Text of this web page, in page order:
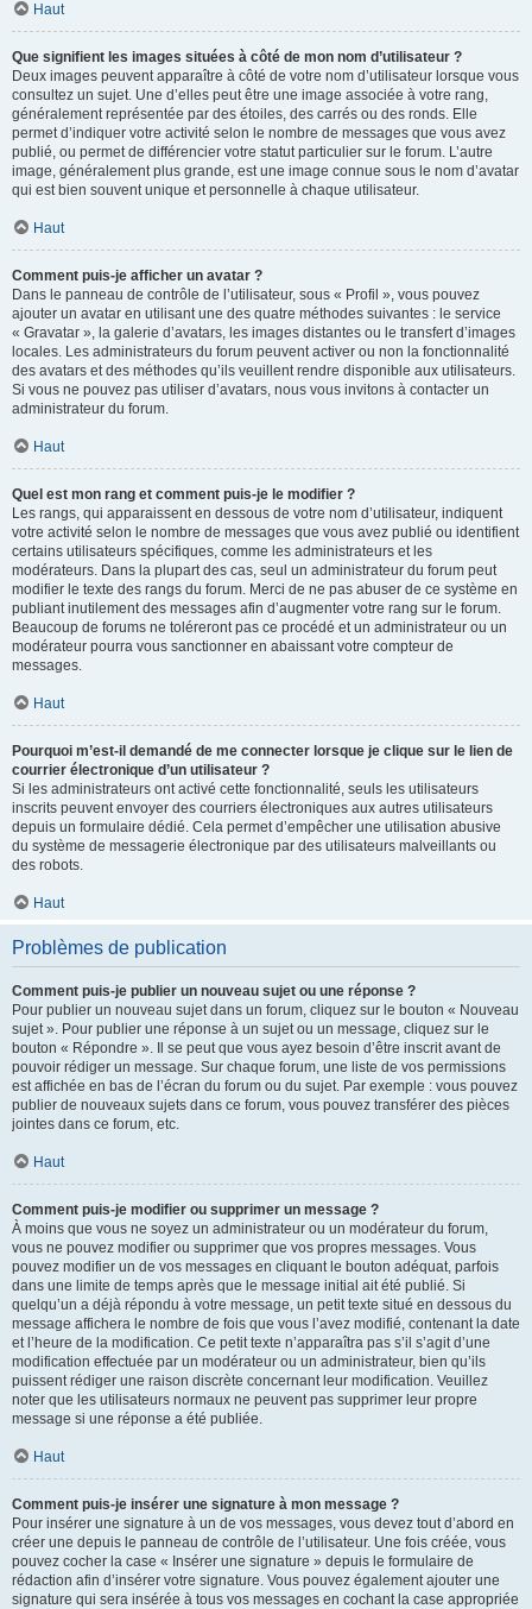
Haut
Que signifient les images situées à côté de mon nom d’utilisateur ?
Deux images peuvent apparaître à côté de votre nom d’utilisateur lorsque vous
consultez un sujet. Une d’elles peut être une image associée à votre rang,
généralement représentée par des étoiles, des carrés ou des ronds. Elle
permet d’indiquer votre activité selon le nombre de messages que vous avez
publié, ou permet de différencier votre statut particulier sur le forum. L’autre
image, généralement plus grande, est une image connue sous le nom d’avatar
qui est bien souvent unique et personnelle à chaque utilisateur.
Haut
Comment puis-je afficher un avatar ?
Dans le panneau de contrôle de l’utilisateur, sous « Profil », vous pouvez
ajouter un avatar en utilisant une des quatre méthodes suivantes : le service
« Gravatar », la galerie d’avatars, les images distantes ou le transfert d’images
locales. Les administrateurs du forum peuvent activer ou non la fonctionnalité
des avatars et des méthodes qu’ils veuillent rendre disponible aux utilisateurs.
Si vous ne pouvez pas utiliser d’avatars, nous vous invitons à contacter un
administrateur du forum.
Haut
Quel est mon rang et comment puis-je le modifier ?
Les rangs, qui apparaissent en dessous de votre nom d’utilisateur, indiquent
votre activité selon le nombre de messages que vous avez publié ou identifient
certains utilisateurs spécifiques, comme les administrateurs et les
modérateurs. Dans la plupart des cas, seul un administrateur du forum peut
modifier le texte des rangs du forum. Merci de ne pas abuser de ce système en
publiant inutilement des messages afin d’augmenter votre rang sur le forum.
Beaucoup de forums ne toléreront pas ce procédé et un administrateur ou un
modérateur pourra vous sanctionner en abaissant votre compteur de
messages.
Haut
Pourquoi m’est-il demandé de me connecter lorsque je clique sur le lien de
courrier électronique d’un utilisateur ?
Si les administrateurs ont activé cette fonctionnalité, seuls les utilisateurs
inscrits peuvent envoyer des courriers électroniques aux autres utilisateurs
depuis un formulaire dédié. Cela permet d’empêcher une utilisation abusive
du système de messagerie électronique par des utilisateurs malveillants ou
des robots.
Haut
Problèmes de publication
Comment puis-je publier un nouveau sujet ou une réponse ?
Pour publier un nouveau sujet dans un forum, cliquez sur le bouton « Nouveau
sujet ». Pour publier une réponse à un sujet ou un message, cliquez sur le
bouton « Répondre ». Il se peut que vous ayez besoin d’être inscrit avant de
pouvoir rédiger un message. Sur chaque forum, une liste de vos permissions
est affichée en bas de l’écran du forum ou du sujet. Par exemple : vous pouvez
publier de nouveaux sujets dans ce forum, vous pouvez transférer des pièces
jointes dans ce forum, etc.
Haut
Comment puis-je modifier ou supprimer un message ?
À moins que vous ne soyez un administrateur ou un modérateur du forum,
vous ne pouvez modifier ou supprimer que vos propres messages. Vous
pouvez modifier un de vos messages en cliquant le bouton adéquat, parfois
dans une limite de temps après que le message initial ait été publié. Si
quelqu’un a déjà répondu à votre message, un petit texte situé en dessous du
message affichera le nombre de fois que vous l’avez modifié, contenant la date
et l’heure de la modification. Ce petit texte n’apparaîtra pas s’il s’agit d’une
modification effectuée par un modérateur ou un administrateur, bien qu’ils
puissent rédiger une raison discrète concernant leur modification. Veuillez
noter que les utilisateurs normaux ne peuvent pas supprimer leur propre
message si une réponse a été publiée.
Haut
Comment puis-je insérer une signature à mon message ?
Pour insérer une signature à un de vos messages, vous devez tout d’abord en
créer une depuis le panneau de contrôle de l’utilisateur. Une fois créée, vous
pouvez cocher la case « Insérer une signature » depuis le formulaire de
rédaction afin d’insérer votre signature. Vous pouvez également ajouter une
signature qui sera insérée à tous vos messages en cochant la case appropriée